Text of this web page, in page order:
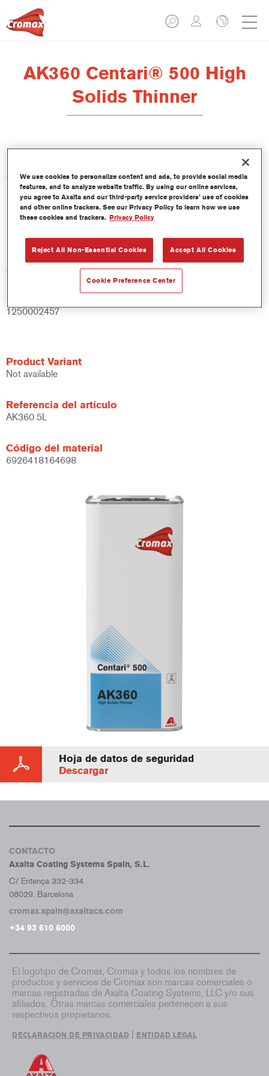
AK360 Centari® 500 High
Solids Thinner
Características del producto
Product Variant
Referencia del artículo
AK360 5.00 LI
Código del material
1250002457
Product Variant
Not available
Referencia del artículo
AK360 5L
Código del material
6926418164698
Hoja de datos de seguridad
Descargar
CONTACTO
Axalta Coating Systems Spain, S.L.
C/ Entença 332-334
08029. Barcelona
cromax.spain@axaltacs.com
+34 93 610 6000
El logotipo de Cromax, Cromax y todos los nombres de
productos y servicios de Cromax son marcas comerciales o
marcas registradas de Axalta Coating Systems, LLC y/o sus
afiliados. Otras marcas comerciales pertenecen a sus
respectivos propietarios.
DECLARACIÓN DE PRIVACIDAD ENTIDAD LEGAL
We use cookies to personalize content and ads, to provide social media
features, and to analyze website traffic. By using our online services,
you agree to Axalta and our third-party service providers’ use of cookies
and other online trackers. See our Privacy Policy to learn how we use
these cookies and trackers. Privacy Policy
Reject All Non-Essential Cookies Accept All Cookies
Cookie Preference Center